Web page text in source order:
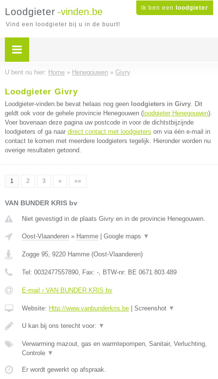
Ik ben een loodgieter
Loodgieter -vinden.be
Vind een loodgieter bij u in de buurt!
U bent nu hier: Home » Henegouwen » Givry
Loodgieter Givry
Loodgieter-vinden.be bevat helaas nog geen loodgieters in Givry. Dit
geldt ook voor de gehele provincie Henegouwen ( loodgieter Henegouwen).
Voer bovenaan deze pagina uw postcode in voor de dichtstbijzijnde
loodgieters of ga naar direct contact met loodgieters om via één e-mail in
contact te komen met meerdere loodgieters tegelijk. Hieronder worden nu
overige resultaten getoond.
1 2 3 » »»
VAN BUNDER KRIS bv
Niet gevestigd in de plaats Givry en in de provincie Henegouwen.
Oost-Vlaanderen » Hamme Google maps ▼
Zogge 95, 9220 Hamme (Oost-Vlaanderen)
Tel: 0032477557890, Fax: -, BTW-nr: BE 0671.803.489
E-mail › VAN BUNDER KRIS bv
Website: Http://www.vanbunderkris.be Screenshot ▼
U kan bij ons terecht voor: ▼
Verwarming mazout, gas en warmtepompen, Sanitair, Verluchting,
Controle ▼
Er wordt gewerkt op afspraak.